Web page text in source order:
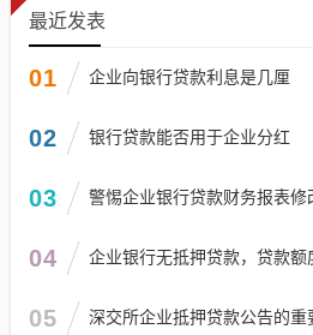
最近发表
01 企业向银行贷款利息是几厘
02 银行贷款能否用于企业分红
03 警惕企业银行贷款财务报表
04 企业银行无抵押贷款，贷款额
05 深交所企业抵押贷款公告的重